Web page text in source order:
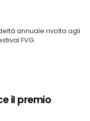
annuale rivolta agli
FVG.
il premio